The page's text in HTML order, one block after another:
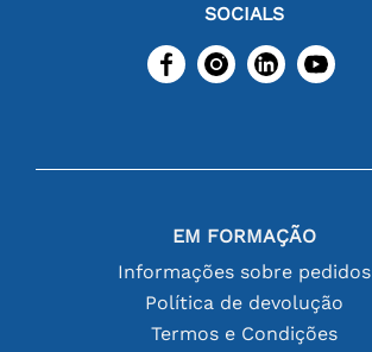
SOCIALS
EM FORMAÇÃO
Informações sobre pedidos
Política de devolução
Termos e Condições